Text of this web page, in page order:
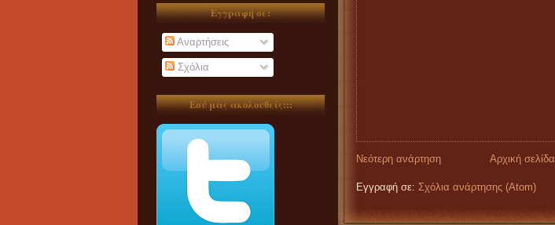
Εγγραφή σε:
Αναρτήσεις
Σχόλια
Εσύ μας ακολουθείς:::
Νεότερη ανάρτηση Αρχική σελίδα
Εγγραφή σε: Σχόλια ανάρτησης (Atom)